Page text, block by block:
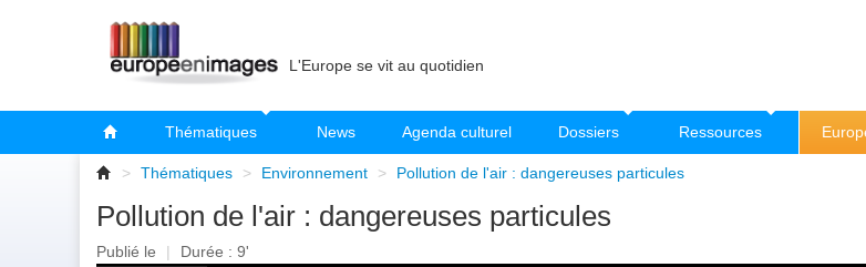
L'Europe se vit au quotidien
Thématiques News Agenda culturel Dossiers Ressources
> Thématiques > Environnement > Pollution de l'air : dangereuses particules
Pollution de l'air : dangereuses particules
Publié le | Durée : 9'